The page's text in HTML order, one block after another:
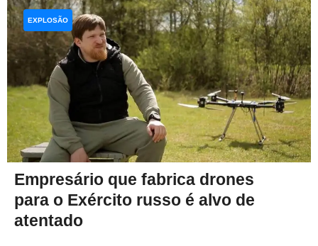
Empresário que fabrica drones
para o Exército russo é alvo de
atentado
EXPLOSÃO